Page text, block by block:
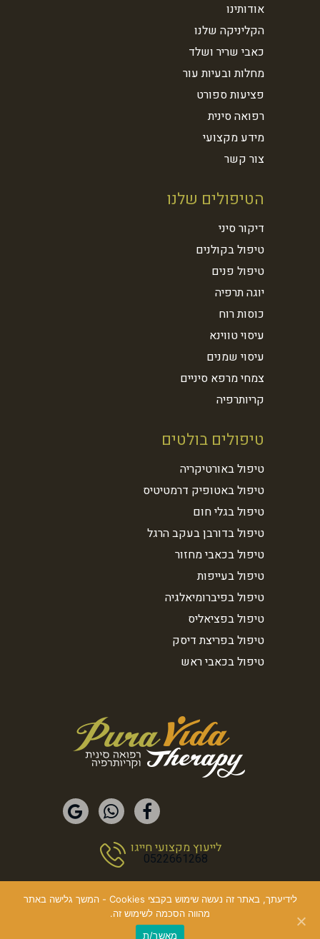
אודותינו
הקליניקה שלנו
כאבי שריר ושלד
מחלות ובעיות עור
פציעות ספורט
רפואה סינית
מידע מקצועי
צור קשר
הטיפולים שלנו
דיקור סיני
טיפול בקולנים
טיפול פנים
יוגה תרפיה
כוסות רוח
עיסוי טווינא
עיסוי שמנים
צמחי מרפא סיניים
קריותרפיה
טיפולים בולטים
טיפול באורטיקריה
טיפול באטופיק דרמטיטיס
טיפול בגלי חום
טיפול בדורבן בעקב הרגל
טיפול בכאבי מחזור
טיפול בעייפות
טיפול בפיברומיאלגיה
טיפול בפציאליס
טיפול בפריצת דיסק
טיפול בכאבי ראש
לייעוץ מקצועי חייגו
0522661268
© כל הזכויות שמורות Pura Vida
לידיעתך, באתר זה נעשה שימוש בקבצי Cookies - המשך גלישה באתר
מהווה הסכמה לשימוש זה.
מאשר/ת